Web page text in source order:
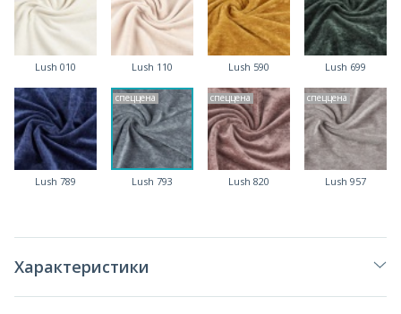
Lush 010 Lush 110 Lush 590 Lush 699
Lush 789
спеццена
Lush 793
спеццена
Lush 820
спеццена
Lush 957
Характеристики